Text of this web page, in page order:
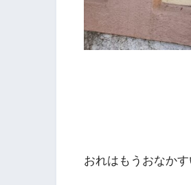
おれはもうおなかす